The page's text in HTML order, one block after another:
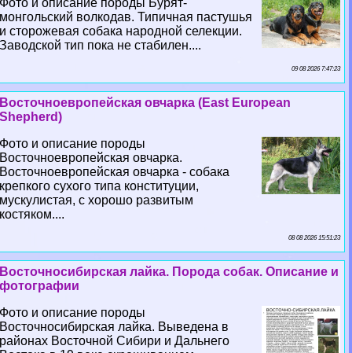
Фото и описание породы Бурят-
монгольский волкодав. Типичная пастушья
и сторожевая собака народной селекции.
Заводской тип пока не стабилен....
09 08 2026 7:47:23
Восточноевропейская овчарка (East European
Shepherd)
Фото и описание породы
Восточноевропейская овчарка.
Восточноевропейская овчарка - собака
крепкого сухого типа конституции,
мускулистая, с хорошо развитым
костяком....
08 08 2026 15:51:23
Восточносибирская лайка. Порода собак. Описание и
фотографии
Фото и описание породы
Восточносибирская лайка. Выведена в
районах Восточной Сибири и Дальнего